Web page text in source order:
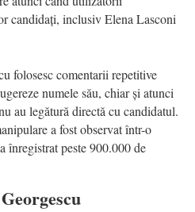
candidați, inclusiv Elena Lasconi
folosesc comentarii repetitive
numele său, chiar și atunci
au legătură directă cu candidatul.
a fost observat într-o
înregistrat peste 900.000 de